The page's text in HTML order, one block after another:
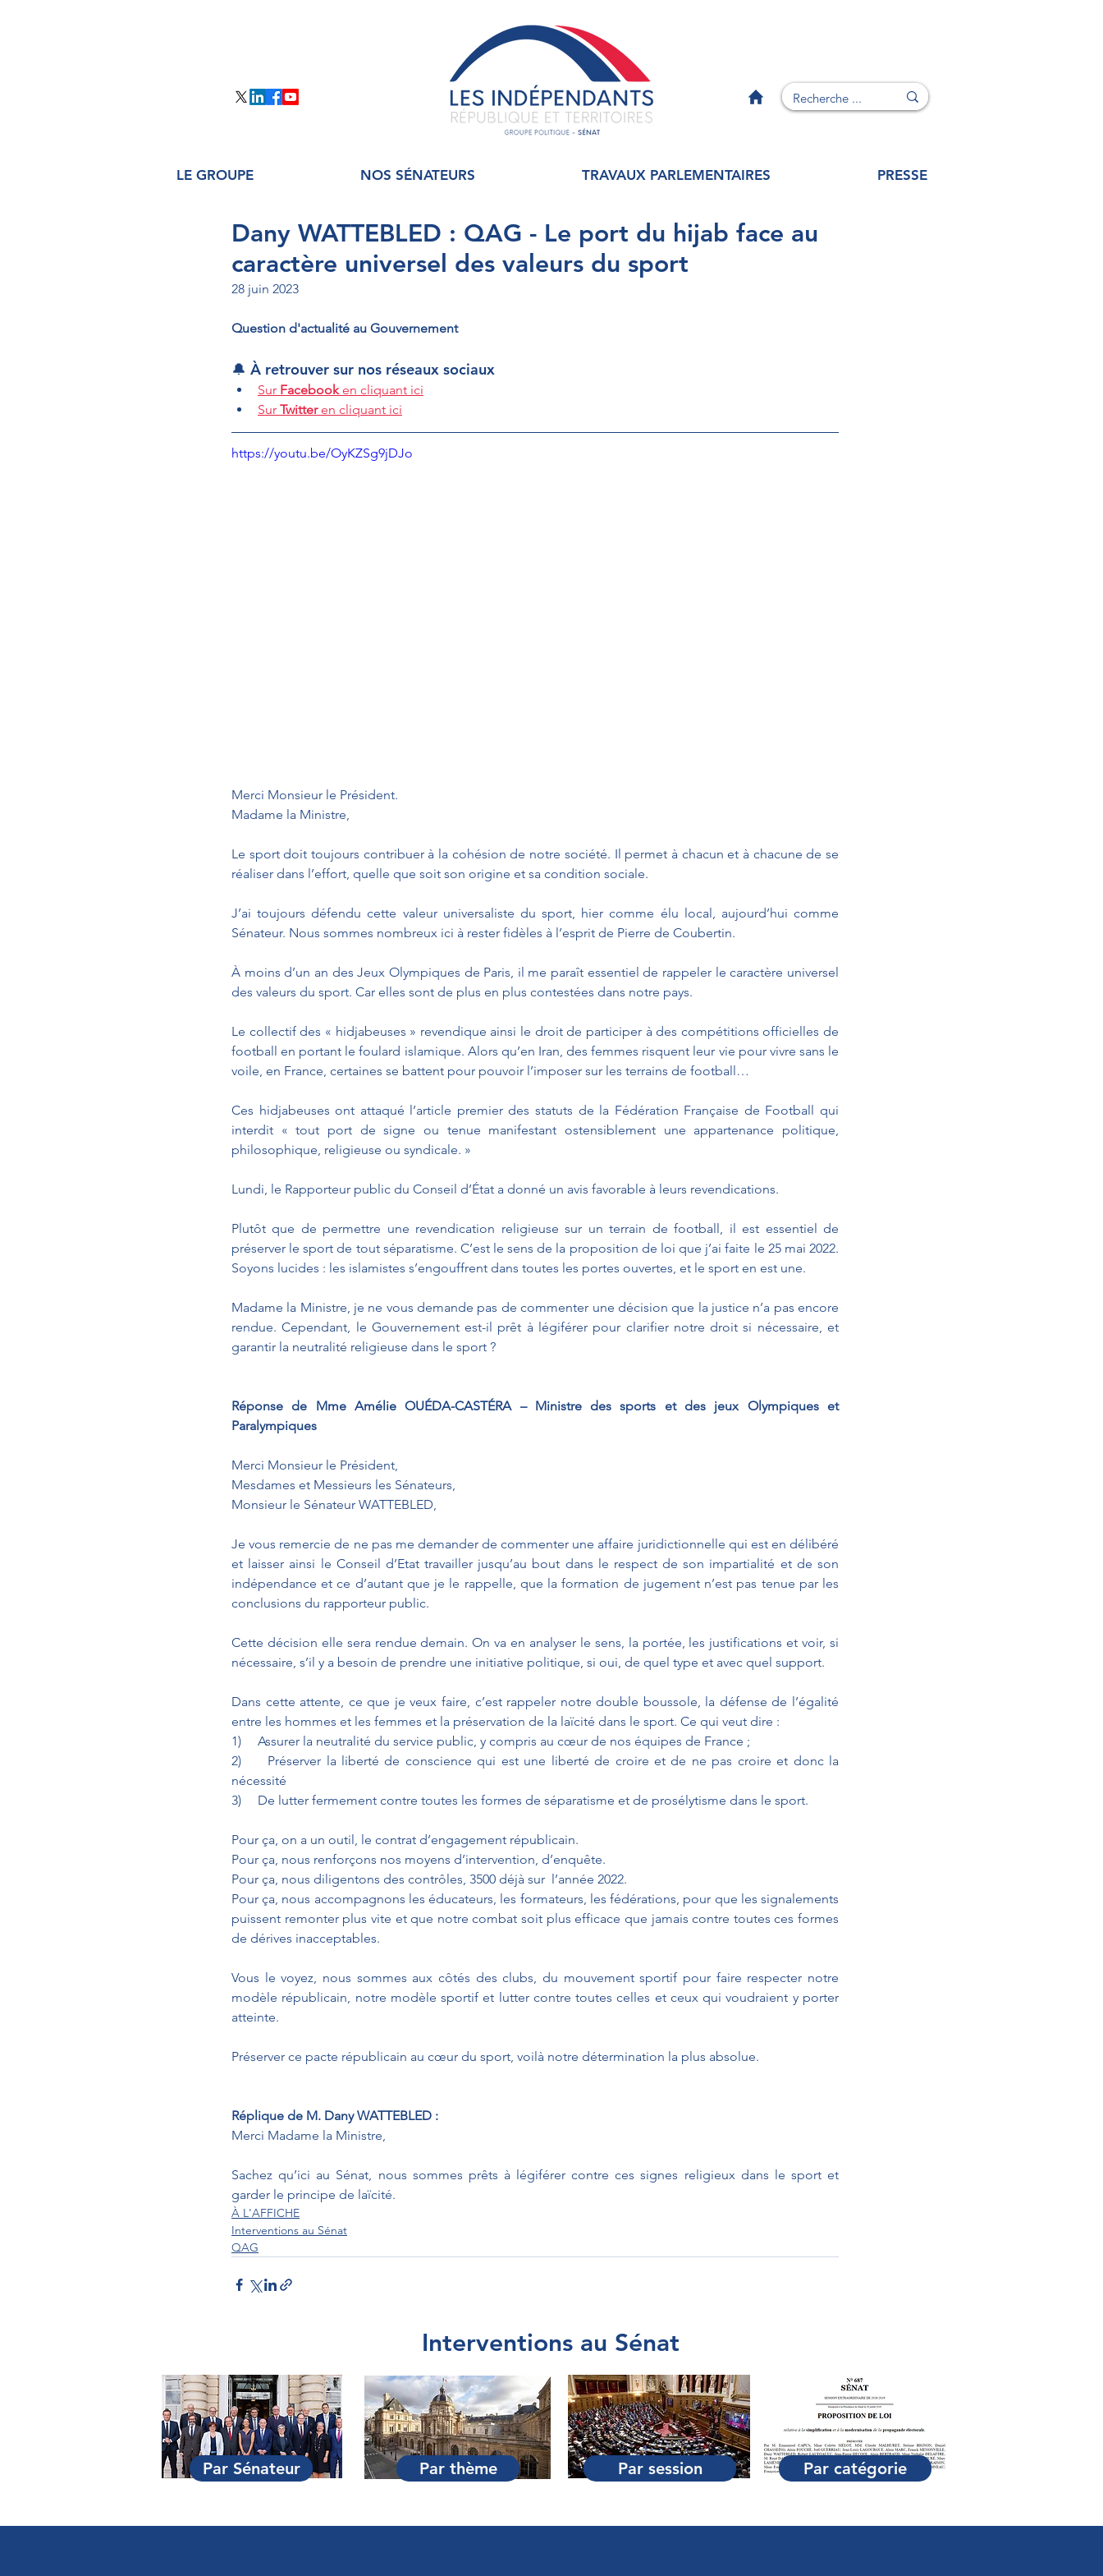
LE GROUPE NOS SÉNATEURS TRAVAUX PARLEMENTAIRES PRESSE
Dany WATTEBLED : QAG - Le port du hijab face au
caractère universel des valeurs du sport
28 juin 2023
Question d'actualité au Gouvernement
🔔 À retrouver sur nos réseaux sociaux
Sur Facebook en cliquant ici
Sur Twitter en cliquant ici
https://youtu.be/OyKZSg9jDJo
Merci Monsieur le Président.
Madame la Ministre,
Le sport doit toujours contribuer à la cohésion de notre société. Il permet à chacun et à chacune de se
réaliser dans l’effort, quelle que soit son origine et sa condition sociale.
J’ai toujours défendu cette valeur universaliste du sport, hier comme élu local, aujourd’hui comme
Sénateur. Nous sommes nombreux ici à rester fidèles à l’esprit de Pierre de Coubertin.
À moins d’un an des Jeux Olympiques de Paris, il me paraît essentiel de rappeler le caractère universel
des valeurs du sport. Car elles sont de plus en plus contestées dans notre pays.
Le collectif des « hidjabeuses » revendique ainsi le droit de participer à des compétitions officielles de
football en portant le foulard islamique. Alors qu’en Iran, des femmes risquent leur vie pour vivre sans le
voile, en France, certaines se battent pour pouvoir l’imposer sur les terrains de football…
Ces hidjabeuses ont attaqué l’article premier des statuts de la Fédération Française de Football qui
interdit « tout port de signe ou tenue manifestant ostensiblement une appartenance politique,
philosophique, religieuse ou syndicale. »
Lundi, le Rapporteur public du Conseil d’État a donné un avis favorable à leurs revendications.
Plutôt que de permettre une revendication religieuse sur un terrain de football, il est essentiel de
préserver le sport de tout séparatisme. C’est le sens de la proposition de loi que j’ai faite le 25 mai 2022.
Soyons lucides : les islamistes s’engouffrent dans toutes les portes ouvertes, et le sport en est une.
Madame la Ministre, je ne vous demande pas de commenter une décision que la justice n’a pas encore
rendue. Cependant, le Gouvernement est-il prêt à légiférer pour clarifier notre droit si nécessaire, et
garantir la neutralité religieuse dans le sport ?
Réponse de Mme Amélie OUÉDA-CASTÉRA – Ministre des sports et des jeux Olympiques et
Paralympiques
Merci Monsieur le Président,
Mesdames et Messieurs les Sénateurs,
Monsieur le Sénateur WATTEBLED,
Je vous remercie de ne pas me demander de commenter une affaire juridictionnelle qui est en délibéré
et laisser ainsi le Conseil d’Etat travailler jusqu’au bout dans le respect de son impartialité et de son
indépendance et ce d’autant que je le rappelle, que la formation de jugement n’est pas tenue par les
conclusions du rapporteur public.
Cette décision elle sera rendue demain. On va en analyser le sens, la portée, les justifications et voir, si
nécessaire, s’il y a besoin de prendre une initiative politique, si oui, de quel type et avec quel support.
Dans cette attente, ce que je veux faire, c’est rappeler notre double boussole, la défense de l’égalité
entre les hommes et les femmes et la préservation de la laïcité dans le sport. Ce qui veut dire :
1)     Assurer la neutralité du service public, y compris au cœur de nos équipes de France ;
2)     Préserver la liberté de conscience qui est une liberté de croire et de ne pas croire et donc la
nécessité
3)     De lutter fermement contre toutes les formes de séparatisme et de prosélytisme dans le sport.
Pour ça, on a un outil, le contrat d’engagement républicain.
Pour ça, nous renforçons nos moyens d’intervention, d’enquête.
Pour ça, nous diligentons des contrôles, 3500 déjà sur  l’année 2022.
Pour ça, nous accompagnons les éducateurs, les formateurs, les fédérations, pour que les signalements
puissent remonter plus vite et que notre combat soit plus efficace que jamais contre toutes ces formes
de dérives inacceptables.
Vous le voyez, nous sommes aux côtés des clubs, du mouvement sportif pour faire respecter notre
modèle républicain, notre modèle sportif et lutter contre toutes celles et ceux qui voudraient y porter
atteinte.
Préserver ce pacte républicain au cœur du sport, voilà notre détermination la plus absolue.
Réplique de M. Dany WATTEBLED :
Merci Madame la Ministre,
Sachez qu’ici au Sénat, nous sommes prêts à légiférer contre ces signes religieux dans le sport et
garder le principe de laïcité.
À L'AFFICHE
Interventions au Sénat
QAG
Interventions au Sénat
Par Sénateur Par thème Par session Par catégorie